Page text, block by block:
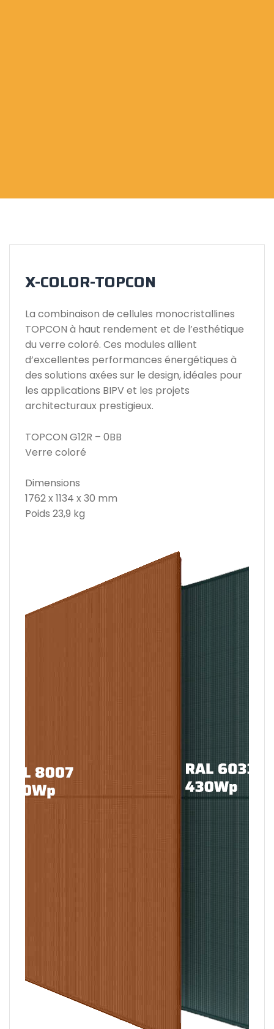
X-COLOR-TOPCON
La combinaison de cellules monocristallines
TOPCON à haut rendement et de l’esthétique
du verre coloré. Ces modules allient
d’excellentes performances énergétiques à
des solutions axées sur le design, idéales pour
les applications BIPV et les projets
architecturaux prestigieux.
TOPCON G12R – 0BB
Verre coloré
Dimensions
1762 x 1134 x 30 mm
Poids 23,9 kg